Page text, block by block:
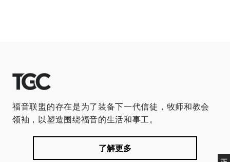
福音联盟的存在是为了装备下一代信徒，牧师和教会
领袖，以塑造围绕福音的生活和事工。
了解更多